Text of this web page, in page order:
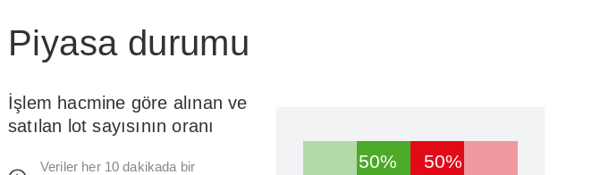
Piyasa durumu
İşlem hacmine göre alınan ve
satılan lot sayısının oranı
Veriler her 10 dakikada bir
50% 50%